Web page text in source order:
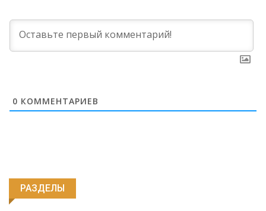
0 КОММЕНТАРИЕВ
РАЗДЕЛЫ